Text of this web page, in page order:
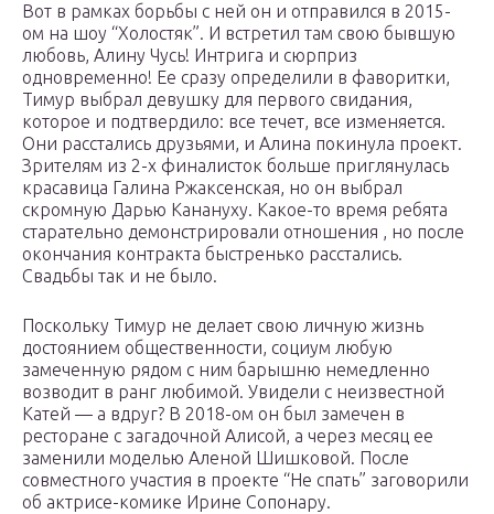
Вот в рамках борьбы с ней он и отправился в 2015-
ом на шоу “Холостяк”. И встретил там свою бывшую
любовь, Алину Чусь! Интрига и сюрприз
одновременно! Ее сразу определили в фаворитки,
Тимур выбрал девушку для первого свидания,
которое и подтвердило: все течет, все изменяется.
Они расстались друзьями, и Алина покинула проект.
Зрителям из 2-х финалисток больше приглянулась
красавица Галина Ржаксенская, но он выбрал
скромную Дарью Канануху. Какое-то время ребята
старательно демонстрировали отношения , но после
окончания контракта быстренько расстались.
Свадьбы так и не было.
Поскольку Тимур не делает свою личную жизнь
достоянием общественности, социум любую
замеченную рядом с ним барышню немедленно
возводит в ранг любимой. Увидели с неизвестной
Катей — а вдруг? В 2018-ом он был замечен в
ресторане с загадочной Алисой, а через месяц ее
заменили моделью Аленой Шишковой. После
совместного участия в проекте “Не спать” заговорили
об актрисе-комике Ирине Сопонару.